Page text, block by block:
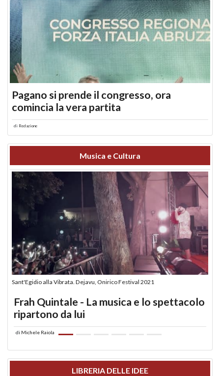
Pagano si prende il congresso, ora
comincia la vera partita
di Redazione
Musica e Cultura
Sant'Egidio alla Vibrata. Dejavu, Onirico Festival 2021
Frah Quintale - La musica e lo spettacolo
ripartono da lui
di Michele Raiola
LIBRERIA DELLE IDEE